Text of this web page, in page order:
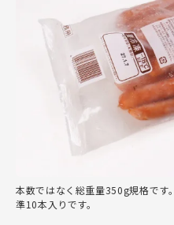
本数ではなく総重量350g規格です
準10本入りです。